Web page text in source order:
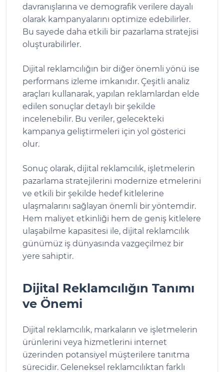
davranışlarına ve demografik verilere dayalı
olarak kampanyalarını optimize edebilirler.
Bu sayede daha etkili bir pazarlama stratejisi
oluşturabilirler.
Dijital reklamcılığın bir diğer önemli yönü ise
performans izleme imkanıdır. Çeşitli analiz
araçları kullanarak, yapılan reklamlardan elde
edilen sonuçlar detaylı bir şekilde
incelenebilir. Bu veriler, gelecekteki
kampanya geliştirmeleri için yol gösterici
olur.
Sonuç olarak, dijital reklamcılık, işletmelerin
pazarlama stratejilerini modernize etmelerini
ve etkili bir şekilde hedef kitlelerine
ulaşmalarını sağlayan önemli bir yöntemdir.
Hem maliyet etkinliği hem de geniş kitlelere
ulaşabilme kapasitesi ile, dijital reklamcılık
günümüz iş dünyasında vazgeçilmez bir
yere sahiptir.
Dijital Reklamcılığın Tanımı
ve Önemi
Dijital reklamcılık, markaların ve işletmelerin
ürünlerini veya hizmetlerini internet
üzerinden potansiyel müşterilere tanıtma
sürecidir. Geleneksel reklamcılıktan farklı